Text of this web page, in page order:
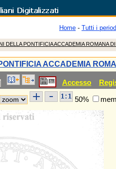
Home - Tutti i
DELLA PONTIFICIA ACCADEMIA ROMANA
ACCADEMIA
Accesso
50%